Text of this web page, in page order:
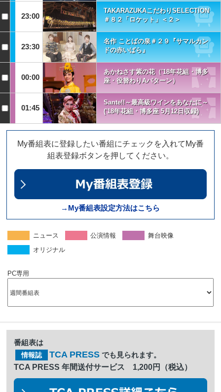
23:00
TAKARAZUKAこだわりSELECTION
＃８２「ロケット」＜２＞
23:30
名作 ことばの泉＃２９『サマルカン
ドの赤いばら』
00:00
あかねさす紫の花（'18年花組・博多
座・役替わりAパターン）
01:45
Sante!!～最高級ワインをあなたに～
('18年花組・博多座 5月12日収録)
My番組表に登録したい番組にチェックを入れてMy番
組表登録ボタンを押してください。
→My番組表設定方法はこちら
ニュース 公演情報
舞台映像
オリジナル
PC専用
番組表は
情報誌 TCA PRESS でも見られます。
TCA PRESS 年間送付サービス 1,200円（税込）